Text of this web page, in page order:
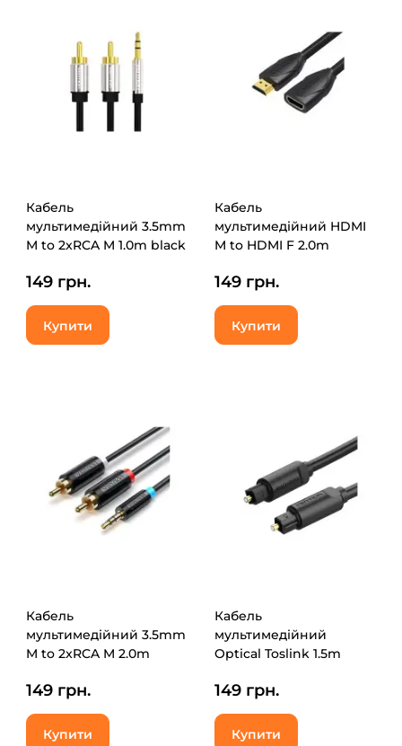
Кабель
мультимедійний 3.5mm
M to 2xRCA M 1.0m black
149 грн.
Купити
Кабель
мультимедійний HDMI
M to HDMI F 2.0m
(VAA-B06-B200)
149 грн.
Купити
Кабель
мультимедійний 3.5mm
M to 2xRCA M 2.0m
149 грн.
Купити
Кабель
мультимедійний
Optical Toslink 1.5m
149 грн.
Купити